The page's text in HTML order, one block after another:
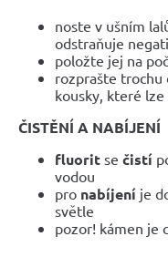
noste v ušním
odstraňuje
položte jej na
rozprašte trochu
kousky, které
ČISTĚNÍ A NABÍJENÍ
fluorit se čistí
vodou
pro nabíjení je
světle
pozor! kámen je